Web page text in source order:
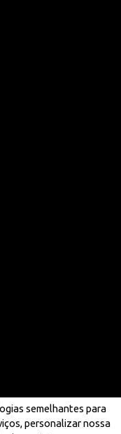
semelhantes para
personalizar nossa